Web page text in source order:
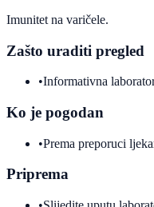
Imunitet na varičele.
Zašto uraditi pregled
•Informativna
Ko je pogodan
•Prema preporuci
Priprema